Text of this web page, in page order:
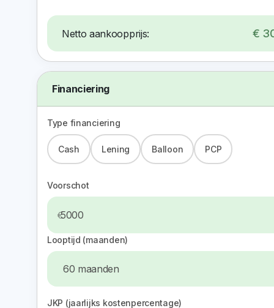
Netto aankoopprijs: €
Financiering
Type financiering
Cash Lening Balloon PCP
Voorschot
Looptijd (maanden)
JKP (jaarlijks kostenpercentage)